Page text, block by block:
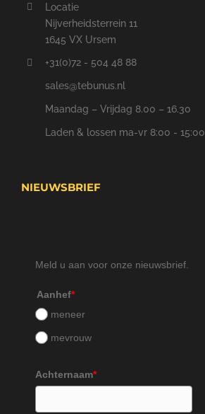
Locatie
Nijverheidsterrein 11
1645 VX Ursem
+31(0)72 - 504 48 88
sales@tebunus.nl
Maandag – Vrijdag 8.00 – 16.30
Laden & lossen ma-vr 8:00 - 15:00
NIEUWSBRIEF
Meld u aan voor onze nieuwsbrief.
Aanhef*
meneer
mevrouw
Achternaam*